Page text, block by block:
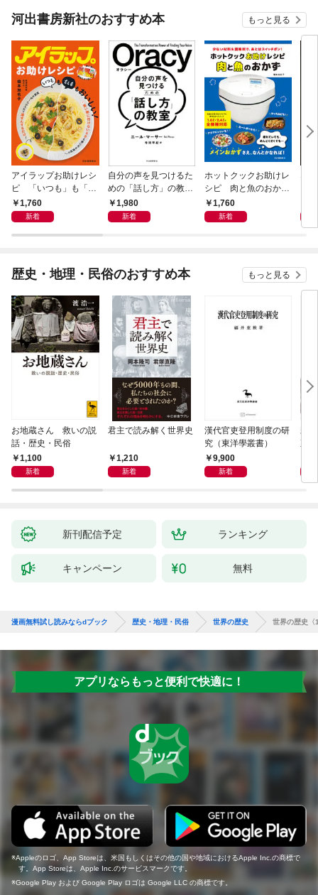
河出書房新社のおすすめ本 もっと見る
アイラップお助けレシ
ピ 「いつも」も「も
しも」もおいしい！
1,760
新着
自分の声を見つけるた
めの「話し方」の教
室 Ｏｒａｃｙ（オラ
シー）
1,980
新着
ホットクックお助けレ
シピ 肉と魚のおか
ず 少ない材料＆調味
料で、あとはスイッチ
1,760
新着
な
歴史・地理・民俗のおすすめ本 もっと見る
お地蔵さん 救いの説
話・歴史・民俗
1,100
新着
君主で読み解く世界史
1,210
新着
漢代官吏登用制度の研
究（東洋學叢書）
9,900
新着
親
直
新刊配信予定 ランキング
キャンペーン 無料
漫画無料試し読みならdブック 歴史・地理・民俗 世界の歴史 世界の歴史〈
アプリならもっと便利で快適に！
Appleのロゴ、App Storeは、米国もしくはその他の国や地域におけるApple Inc.の商標で
す。App Storeは、Apple Inc.のサービスマークです。
Google Play および Google Play ロゴは Google LLC の商標です。